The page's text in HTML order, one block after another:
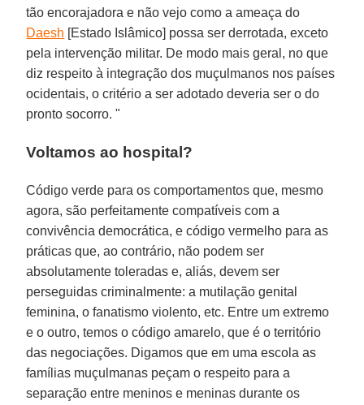
tão encorajadora e não vejo como a ameaça do
Daesh [Estado Islâmico] possa ser derrotada, exceto
pela intervenção militar. De modo mais geral, no que
diz respeito à integração dos muçulmanos nos países
ocidentais, o critério a ser adotado deveria ser o do
pronto socorro. "
Voltamos ao hospital?
Código verde para os comportamentos que, mesmo
agora, são perfeitamente compatíveis com a
convivência democrática, e código vermelho para as
práticas que, ao contrário, não podem ser
absolutamente toleradas e, aliás, devem ser
perseguidas criminalmente: a mutilação genital
feminina, o fanatismo violento, etc. Entre um extremo
e o outro, temos o código amarelo, que é o território
das negociações. Digamos que em uma escola as
famílias muçulmanas peçam o respeito para a
separação entre meninos e meninas durante os